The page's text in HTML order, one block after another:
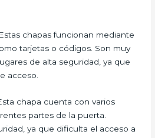
Estas chapas funcionan mediante
tarjetas o códigos. Son muy
de alta seguridad, ya que
acceso.
chapa cuenta con varios
partes de la puerta.
ya que dificulta el acceso a